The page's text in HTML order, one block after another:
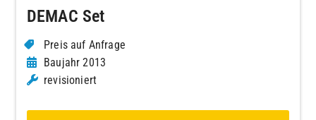
DEMAC Set
Preis auf Anfrage
Baujahr 2013
revisioniert